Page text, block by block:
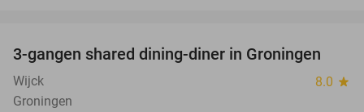
37%
3-gangen shared dining-diner in Groningen
Wijck 8.0 star
Groningen